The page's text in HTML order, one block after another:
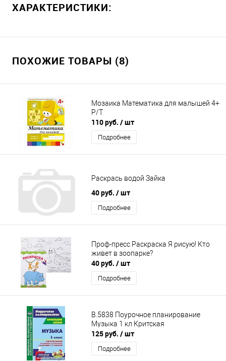
ХАРАКТЕРИСТИКИ:
ПОХОЖИЕ ТОВАРЫ (8)
Мозаика Математика для малышей 4+
Р/Т
110 руб. / шт
Подробнее
Раскрась водой Зайка
40 руб. / шт
Подробнее
Проф-пресс Раскраска Я рисую! Кто
живет в зоопарке?
40 руб. / шт
Подробнее
В.5838 Поурочное планирование
Музыка 1 кл Критская
125 руб. / шт
Подробнее